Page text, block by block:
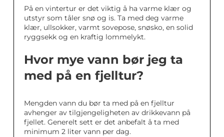
På en vintertur er det viktig å ha varme klær og
utstyr som tåler snø og is. Ta med deg varme
klær, ullsokker, varmt sovepose, snøsko, en solid
ryggsekk og en kraftig lommelykt.
Hvor mye vann bør jeg ta
med på en fjelltur?
Mengden vann du bør ta med på en fjelltur
avhenger av tilgjengeligheten av drikkevann på
fjellet. Generelt sett er det anbefalt å ta med
minimum 2 liter vann per dag.